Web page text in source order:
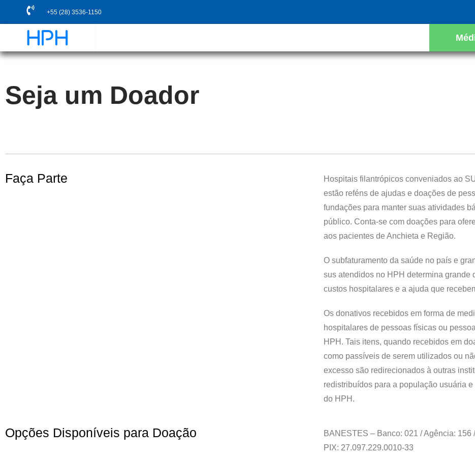
+55 (28) 3536-1150
Seja um Doador
Faça Parte
Hospitais filantrópicos conveniados ao
estão reféns de ajudas e doações de
fundações para manter suas atividades
público. Conta-se com doações para
aos pacientes de Anchieta e Região.
O subfaturamento da saúde no país e
sus atendidos no HPH determina grande
custos hospitalares e a ajuda que
Os donativos recebidos em forma de
hospitalares de pessoas físicas ou
HPH. Tais itens, quando recebidos em
como passíveis de serem utilizados ou
excesso são redirecionados à outras
redistribuídos para a população usuária
do HPH.
Opções Disponíveis para Doação
BANESTES – Banco: 021 / Agência: 156
PIX: 27.097.229.0010-33